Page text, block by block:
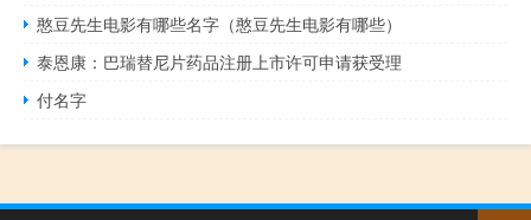
憨豆先生电影有哪些名字（憨豆先生电影有哪些）
泰恩康：巴瑞替尼片药品注册上市许可申请获受理
付名字